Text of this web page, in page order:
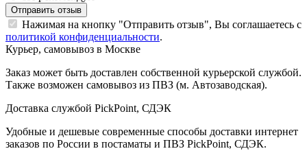
Отправить отзыв
Нажимая на кнопку "Отправить отзыв", Вы соглашаетесь с
политикой конфиденциальности.
Курьер, самовывоз в Москве
Заказ может быть доставлен собственной курьерской службой.
Также возможен самовывоз из ПВЗ (м. Автозаводская).
Доставка службой PickPoint, СДЭК
Удобные и дешевые современные способы доставки интернет
заказов по России в постаматы и ПВЗ PickPoint, СДЭК.